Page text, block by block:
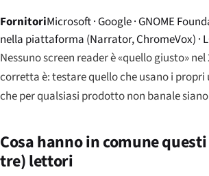
FornitoriMicrosoft · Google · GNOME
nella piattaforma (Narrator, ChromeVox) ·
Nessuno screen reader è «quello giusto»
corretta è: testare quello che usano i
che per qualsiasi prodotto non banale
Cosa hanno in comune
tre) lettori